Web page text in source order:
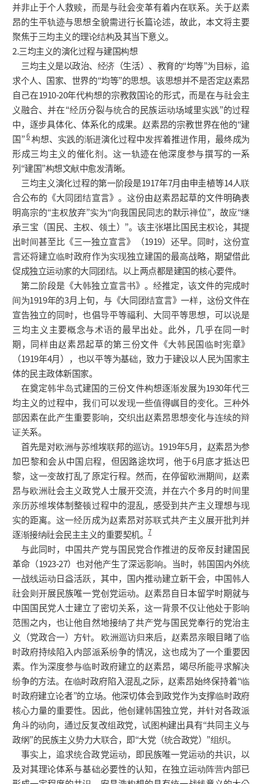
并非止于个人救赎，而是与社会变革有着内在联系。关于赵素
昂的生平轨迹与思想全貌需进行长篇论述，故此，本文将主要
聚焦于三均主义的理论结构及其当下意义。
2.三均主义的演化过程与建国构想
三均主义是以政治、经济（生活）、教育的“均等”为目标，追
求个人、国家、世界的“均等”的思想。该思想并不是否定赵素昂
自己在1910-20年代构想的宗教救国论的形式，而是在与社会主
义融合、并在“经历分裂与统合的民族运动场域里实践”的过程
中，逐步具体化、体系化的成果。赵素昂的宗教世界在他的“建
国”6构想、实践的渐进演化过程中发挥着推进作用，最终成为
形成三均主义的催化剂。这一轨迹在他深度参与撰写的一系
列“建国”构想文献中愈发清晰。
三均主义演化过程的第一阶段是1917年7月由申圭植等14人联
合公布的《大同团结宣言》。这份由赵素昂起草的文件明确表
明高宗的“主权放弃”实为“向我国民同志的默示禅位”，故应“继
承三宝（国民、主权、领土）”。该主张堪比国民主权论，其提
出时间甚至比《三一独立宣言》（1919）还早。同时，这份宣
言还将建立临时政府作为实现独立建国的最高战略，期望借此
促成独立运动家的大同团结。以上两点都是建国的核心要件。
第二阶段是《大韩独立宣言书》。经推定，该文件的完成时
间为1919年的3月上旬，与《大同团结宣言》一样，这份文件在
宣告独立的同时，也倡导平等福利、大同平等思想，可以说是
三均主义主要概念与术语的最早出处。此外，几乎在同一时
期，同样由赵素昂起草的第三份文件《大韩民国临时宪章》
（1919年4月），也以平等为基础，致力于建设以人民为国家主
体的民主政体新国家。
在奠定韩半岛式建国的三份文件构想逐渐发展为1930年代三
均主义的过程中，我们可以发现一些值得瞩目的变化。三种外
部因素在此产生重要影响，交织出赵素昂思想变化与连续的辩
证关系。
首先是对欧洲与苏维埃联邦的巡访。1919年5月，赵素昂为参
加巴黎和会从中国启程，但因路途坎坷，他于6月底才抵达巴
黎，这一变故打乱了原定行程。然而，在停留欧洲期间，赵素
昂与欧洲社会主义政党人士展开交流，并在六个多月的时间里
亲历苏维埃体制整顿过程中的混乱，感受到共产主义理想与现
实的距离。这一经历成为赵素昂对苏联式共产主义展开批判并
逐渐接纳社会民主主义的重要契机。7
与此同时，中国共产党与国民党合作推进的反帝反封建国民
革命（1923-27）也对他产生了深远影响。当时，韩国国内外统
一战线运动日益活跃，其中，国内推动建立新干会，中国韩人
社会则开展民族唯一党创党运动。赵素昂自日本留学时期就与
中国国民党人士建立了密切关系，这一背景不仅让他处于影响
范围之内，也让他自然地接纳了共产党与国民党奉行的党治主
义（党政合一）方针。 欧洲巡访归来后，赵素昂亲眼目睹了临
时政府持续陷入内部派系纷争的情况，这也成为了一个重要因
素。作为深度参与临时政府建立的赵素昂，竭尽所能寻求解决
纷争的方法。在临时政府陷入混乱之际，赵素昂始终保持着“临
时政府建立论者”的立场。他深切体会到政党作为支撑临时政府
核心力量的重要性。因此，他创建韩国独立党，并针对各政派
角斗的动向，通过反复改组政党，试图构建出具有“共同主义与
政纲”的民族主义势力大联合，即“大党（统合政党）”组织。
事实上，追求统合政党运动，即民族唯一党运动的共识，以
及对其理论体系与基础必要性的认知，在独立运动阵营内部已